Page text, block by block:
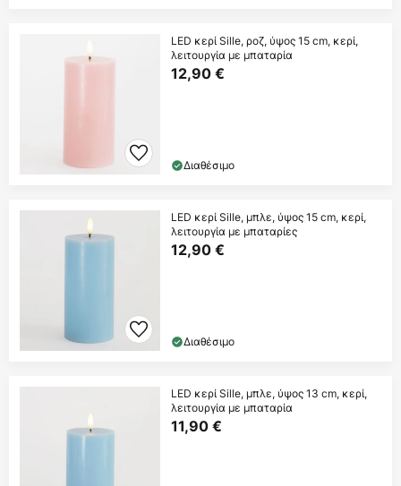
LED κερί Sille, ροζ, ύψος 15 cm, κερί,
λειτουργία με μπαταρία
12,90 €
Διαθέσιμο
LED κερί Sille, μπλε, ύψος 15 cm, κερί,
λειτουργία με μπαταρίες
12,90 €
Διαθέσιμο
LED κερί Sille, μπλε, ύψος 13 cm, κερί,
λειτουργία με μπαταρία
11,90 €